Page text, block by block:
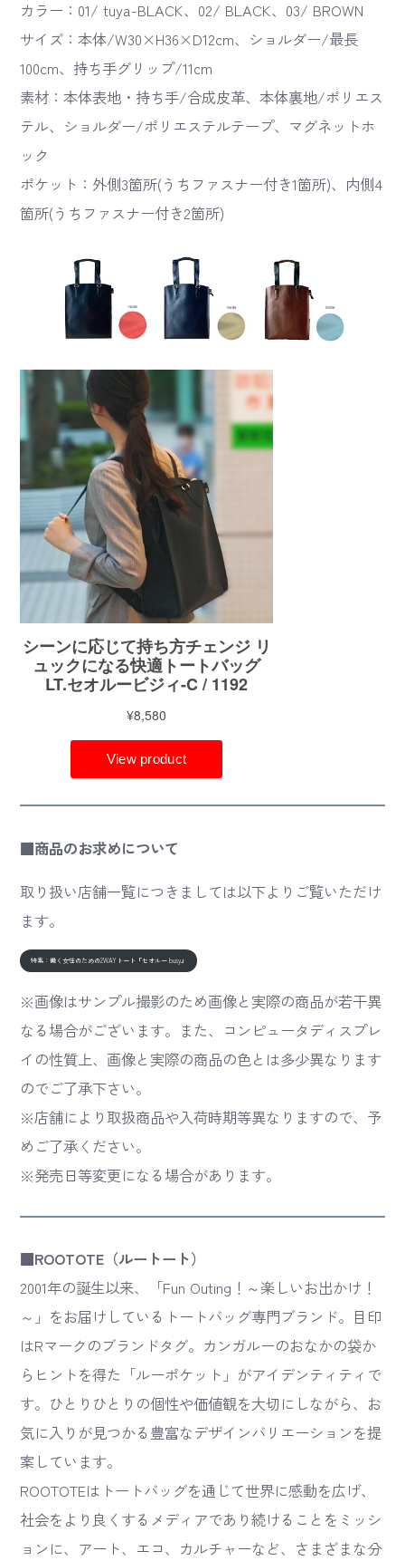
カラー：01/ tuya-BLACK、02/ BLACK、03/ BROWN
サイズ：本体/W30×H36×D12cm、ショルダー/最長
100cm、持ち手グリップ/11cm
素材：本体表地・持ち手/合成皮革、本体裏地/ポリエス
テル、ショルダー/ポリエステルテープ、マグネットホ
ック
ポケット：外側3箇所(うちファスナー付き1箇所)、内側4
箇所(うちファスナー付き2箇所)
■商品のお求めについて
取り扱い店舗一覧につきましては以下よりご覧いただけ
ます。
特集：働く女性のための2WAYトート「セオルー busy」
※画像はサンプル撮影のため画像と実際の商品が若干異
なる場合がございます。また、コンピュータディスプレ
イの性質上、画像と実際の商品の色とは多少異なります
のでご了承下さい。
※店舗により取扱商品や入荷時期等異なりますので、予
めご了承ください。
※発売日等変更になる場合があります。
■ROOTOTE（ルートート）
2001年の誕生以来、「Fun Outing！～楽しいお出かけ！
～」をお届けしているトートバッグ専門ブランド。目印
はRマークのブランドタグ。カンガルーのおなかの袋か
らヒントを得た「ルーポケット」がアイデンティティで
す。ひとりひとりの個性や価値観を大切にしながら、お
気に入りが見つかる豊富なデザインバリエーションを提
案しています。
ROOTOTEはトートバッグを通じて世界に感動を広げ、
社会をより良くするメディアであり続けることをミッシ
ョンに、アート、エコ、カルチャーなど、さまざまな分